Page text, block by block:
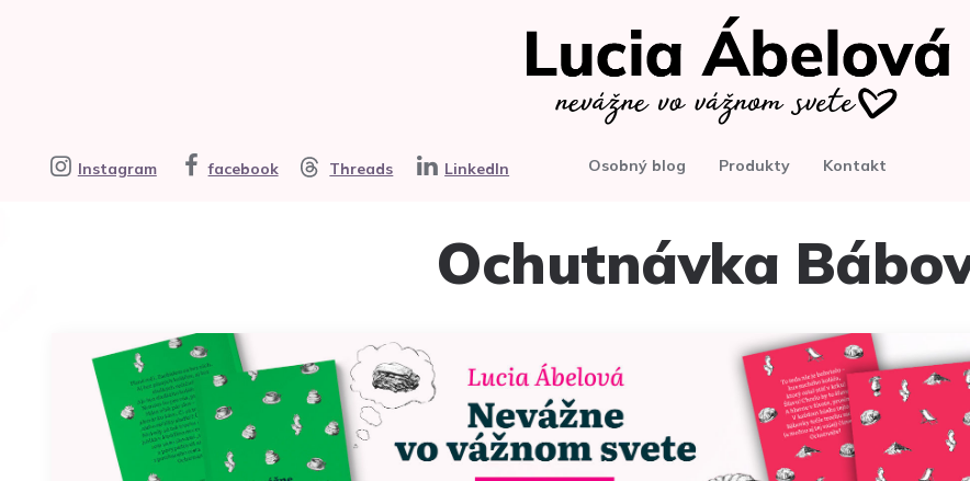
Instagram facebook Threads LinkedIn Osobný blog Produkty Kontakt
Ochutnávka